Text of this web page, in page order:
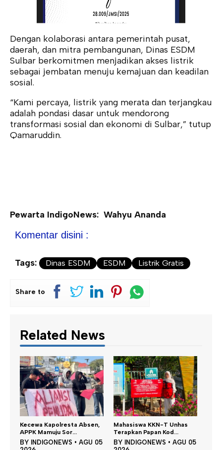
Dengan kolaborasi antara pemerintah pusat,
daerah, dan mitra pembangunan, Dinas ESDM
Sulbar berkomitmen menjadikan akses listrik
sebagai jembatan menuju kemajuan dan keadilan
sosial.
“Kami percaya, listrik yang merata dan terjangkau
adalah pondasi dasar untuk mendorong
transformasi sosial dan ekonomi di Sulbar,” tutup
Qamaruddin.
Pewarta IndigoNews: Wahyu Ananda
Komentar disini :
Tags: Dinas ESDM ESDM Listrik Gratis
Share to
Related News
Mahasiswa KKN-T Unhas
Terapkan Papan Kod...
BYINDIGONEWS •AGU 05
Satu DPO Pengeroyokan
SPBU Tapalang Dita...
BYINDIGONEWS •AGU 05